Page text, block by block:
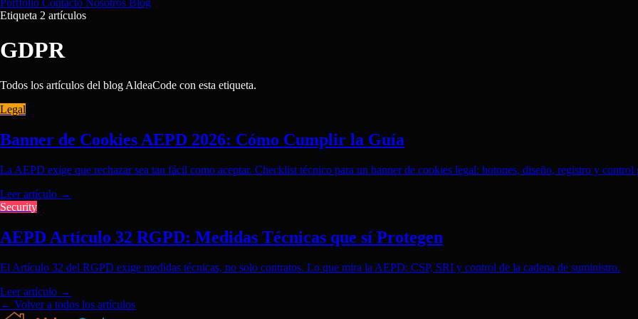
Portfolio Contacto Nosotros Blog
Etiqueta 2 artículos
GDPR
Todos los artículos del blog AldeaCode con esta etiqueta.
Legal
Banner de Cookies AEPD 2026: Cómo Cumplir la Guía
La AEPD exige que rechazar sea tan fácil como aceptar. Checklist técnico para un banner de cookies legal: botones, diseño, registro y control
Leer artículo →
Security
AEPD Artículo 32 RGPD: Medidas Técnicas que sí Protegen
El Artículo 32 del RGPD exige medidas técnicas, no solo contratos. Lo que mira la AEPD: CSP, SRI y control de la cadena de suministro.
Leer artículo →
← Volver a todos los artículos